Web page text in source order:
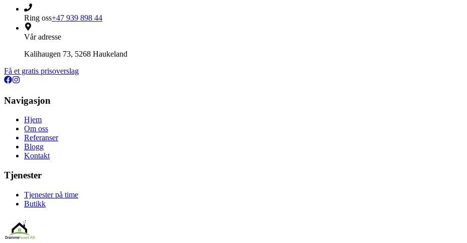
Ring oss+47 939 898 44
Vår adresse
Kalihaugen 73, 5268 Haukeland
Få et gratis prisoverslag
Navigasjon
Hjem
Om oss
Referanser
Blogg
Kontakt
Tjenester
Tjenester på time
Butikk